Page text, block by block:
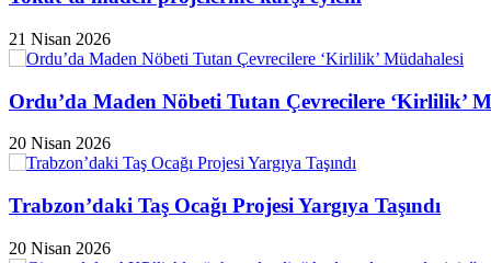
21 Nisan 2026
Ordu’da Maden Nöbeti Tutan Çevrecilere ‘Kirlilik’
20 Nisan 2026
Trabzon’daki Taş Ocağı Projesi Yargıya Taşındı
20 Nisan 2026